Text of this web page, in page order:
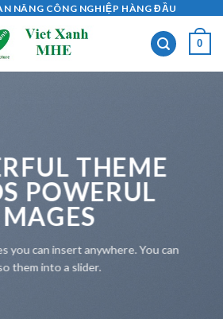
NÂNG CÔNG NGHIỆP HÀNG ĐẦU
0
THEME
POWERUL
you can insert anywhere. You can
them into a slider.